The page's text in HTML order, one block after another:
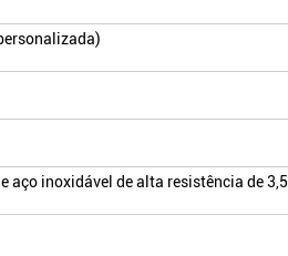
aço inoxidável de alta resistência de 3,5